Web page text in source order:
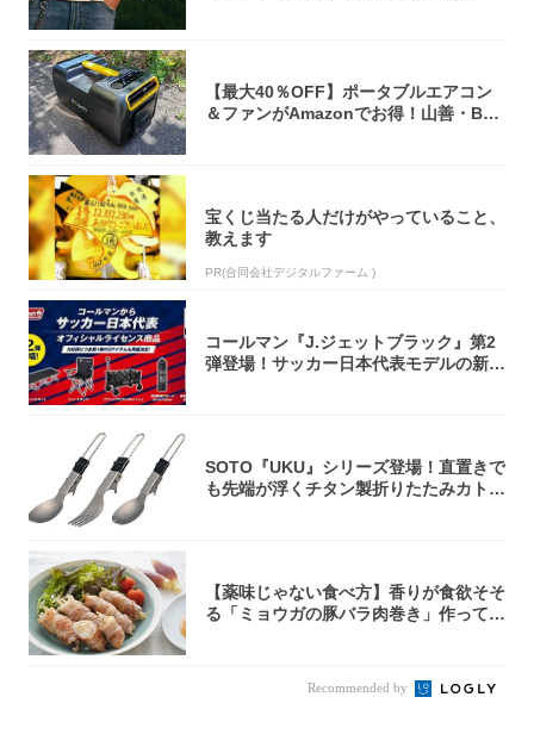
【最大40％OFF】ポータブルエアコン
＆ファンがAmazonでお得！山善・Bo
宝くじ当たる人だけがやっていること、
教えます
PR(合同会社デジタルファーム )
コールマン『J.ジェットブラック』第2
弾登場！サッカー日本代表モデルの新作
SOTO『UKU』シリーズ登場！直置きで
も先端が浮くチタン製折りたたみカトラ
【薬味じゃない食べ方】香りが食欲そそ
る「ミョウガの豚バラ肉巻き」作ってみ
Recommended by